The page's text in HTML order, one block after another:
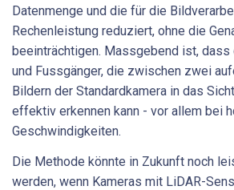
Datenmenge und die für die
Rechenleistung reduziert, ohne die
beeinträchtigen. Massgebend ist,
und Fussgänger, die zwischen zwei
Bildern der Standardkamera in das
effektiv erkennen kann - vor allem bei
Geschwindigkeiten.
Die Methode könnte in Zukunft noch
werden, wenn Kameras mit LiDAR-